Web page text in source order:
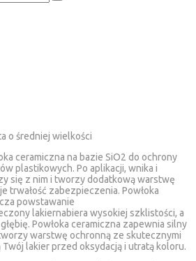
o średniej wielkości
ceramiczna na bazie SiO2 do ochrony
plastikowych. Po aplikacji, wnika i
się z nim i tworzy dodatkową warstwę
trwałość zabezpieczenia. Powłoka
powstawanie
lakiernabiera wysokiej szklistości, a
Powłoka ceramiczna zapewnia silny
warstwę ochronną ze skutecznymi
lakier przed oksydacją i utratą koloru.